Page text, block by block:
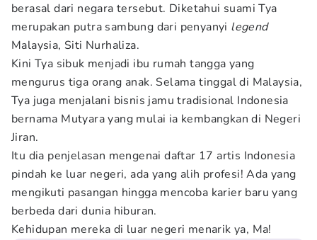
berasal dari negara tersebut. Diketahui suami Tya
merupakan putra sambung dari penyanyi legend
Malaysia, Siti Nurhaliza.
Kini Tya sibuk menjadi ibu rumah tangga yang
mengurus tiga orang anak. Selama tinggal di Malaysia,
Tya juga menjalani bisnis jamu tradisional Indonesia
bernama Mutyara yang mulai ia kembangkan di Negeri
Jiran.
Itu dia penjelasan mengenai daftar 17 artis Indonesia
pindah ke luar negeri, ada yang alih profesi! Ada yang
mengikuti pasangan hingga mencoba karier baru yang
berbeda dari dunia hiburan.
Kehidupan mereka di luar negeri menarik ya, Ma!